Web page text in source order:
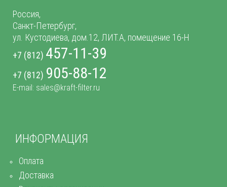
ИНФОРМАЦИЯ
Оплата
Доставка
Россия,
Санкт-Петербург,
ул. Кустодиева, дом.12, ЛИТ.А, помещение 16-Н
+7 (812) 457-11-39
+7 (812) 905-88-12
E-mail: sales@kraft-filter.ru